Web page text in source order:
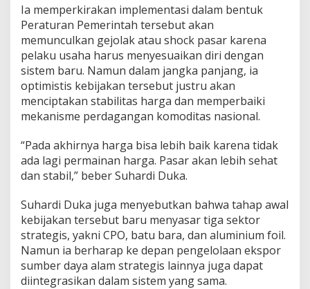
Ia memperkirakan implementasi dalam bentuk
Peraturan Pemerintah tersebut akan
memunculkan gejolak atau shock pasar karena
pelaku usaha harus menyesuaikan diri dengan
sistem baru. Namun dalam jangka panjang, ia
optimistis kebijakan tersebut justru akan
menciptakan stabilitas harga dan memperbaiki
mekanisme perdagangan komoditas nasional.
“Pada akhirnya harga bisa lebih baik karena tidak
ada lagi permainan harga. Pasar akan lebih sehat
dan stabil,” beber Suhardi Duka.
Suhardi Duka juga menyebutkan bahwa tahap awal
kebijakan tersebut baru menyasar tiga sektor
strategis, yakni CPO, batu bara, dan aluminium foil.
Namun ia berharap ke depan pengelolaan ekspor
sumber daya alam strategis lainnya juga dapat
diintegrasikan dalam sistem yang sama.